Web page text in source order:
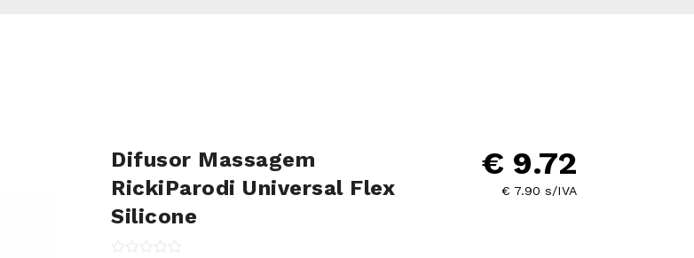
Difusor Massagem
RickiParodi Universal Flex
Silicone
€ 9.72
€ 7.90 s/IVA